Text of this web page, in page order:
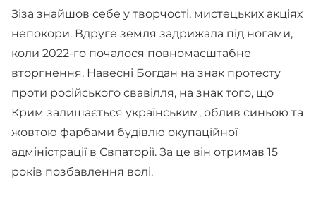
Зіза знайшов себе у творчості, мистецьких акціях
непокори. Вдруге земля задрижала під ногами,
коли 2022-го почалося повномасштабне
вторгнення. Навесні Богдан на знак протесту
проти російського свавілля, на знак того, що
Крим залишається українським, облив синьою та
жовтою фарбами будівлю окупаційної
адміністрації в Євпаторії. За це він отримав 15
років позбавлення волі.